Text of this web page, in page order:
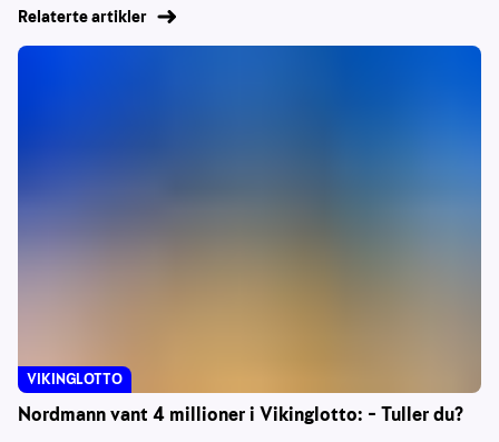
Relaterte artikler
Nordmann vant 4 millioner i Vikinglotto: – Tuller du?
VIKINGLOTTO